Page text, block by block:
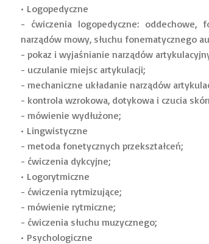
• Logopedyczne
- ćwiczenia logopedyczne: oddechowe,
narządów mowy, słuchu fonematycznego
- pokaz i wyjaśnianie narządów
- uczulanie miejsc artykulacji;
- mechaniczne układanie narządów
- kontrola wzrokowa, dotykowa i czucia
- mówienie wydłużone;
• Lingwistyczne
- metoda fonetycznych przekształceń;
- ćwiczenia dykcyjne;
• Logorytmiczne
- ćwiczenia rytmizujące;
- mówienie rytmiczne;
- ćwiczenia słuchu muzycznego;
• Psychologiczne